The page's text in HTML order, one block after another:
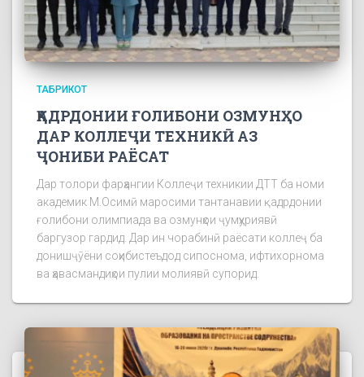
ТАБРИКОТ
ҚАДРДОНИИ ҒОЛИБОНИ ОЗМУНҲО
ДАР КОЛЛЕҶИ ТЕХНИКӢ АЗ
ҶОНИБИ РАЁСАТ
Дар толори фарҳангии Коллеҷи техникии ДТТ ба номи
академик М.Осимӣ маросими тантанавии қадрдонии
ғолибони олимпиада ва озмунҳои ҷумҳуриявӣ
баргузор гардид. Дар ин чорабинӣ раёсати коллеҷ ба
донишҷӯёни соҳибистеъдод сипоснома, ифтихорнома
ва ҳавасмандиҳои пулии молиявӣ супорид.